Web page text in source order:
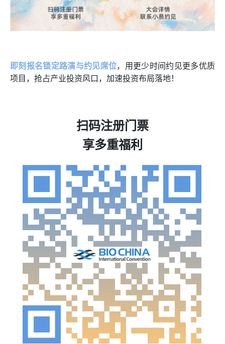
即刻报名锁定路演与约见席位，用更少时间约见更多优质
项目，抢占产业投资风口，加速投资布局落地！
扫码注册门票
享多重福利